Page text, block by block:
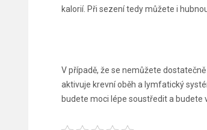
kalorií. Při sezení tedy můžete i
V případě, že se nemůžete
aktivuje krevní oběh a lymfatický
budete moci lépe soustředit a budete